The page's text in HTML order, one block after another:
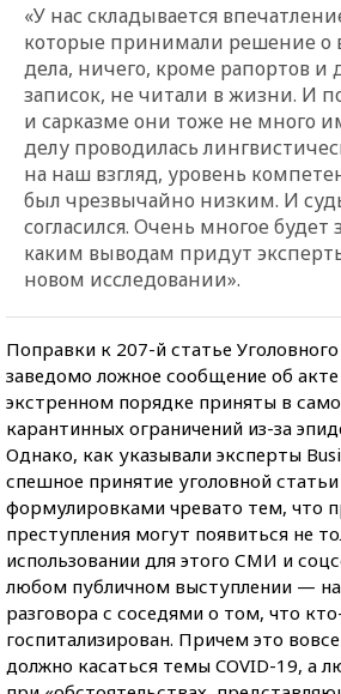
«У нас складывается
которые принимали решение о
дела, ничего, кроме рапортов и
записок, не читали в жизни. И
и сарказме они тоже не много
делу проводилась
на наш взгляд, уровень
был чрезвычайно низким. И
согласился. Очень многое будет
каким выводам придут
новом исследовании».
Поправки к 207-й статье
заведомо ложное сообщение об
экстренном порядке приняты в
карантинных ограничений из-за
Однако, как указывали эксперты
спешное принятие уголовной
формулировками чревато тем, что
преступления могут появиться не
использовании для этого СМИ и
любом публичном выступлении —
разговора с соседями о том, что
госпитализирован. Причем это
должно касаться темы COVID-19, а